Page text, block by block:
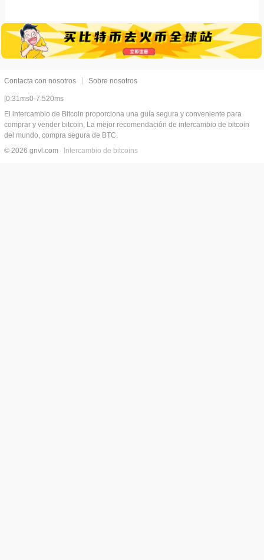
Contacta con nosotros Sobre nosotros
[0:31ms0-7:520ms
El intercambio de Bitcoin proporciona una guía segura y conveniente para
comprar y vender bitcoin, La mejor recomendación de intercambio de bitcoin
del mundo, compra segura de BTC.
© 2026 gnvl.com Intercambio de bitcoins